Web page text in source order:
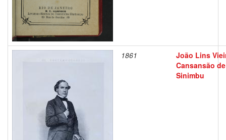
1861
João Lins
Cansansão de
Sinimbu